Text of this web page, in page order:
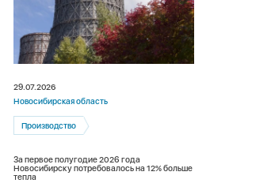
29.07.2026
Новосибирская область
Производство
За первое полугодие 2026 года
Новосибирску потребовалось на 12% больше
тепла